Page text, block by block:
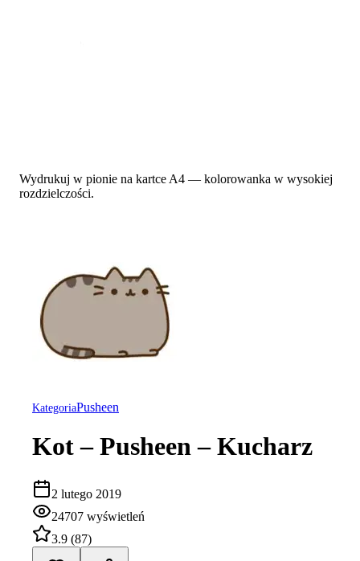
Wydrukuj w pionie na kartce A4 — kolorowanka w wysokiej
rozdzielczości.
KategoriaPusheen
Kot – Pusheen – Kucharz
2 lutego 2019
24707 wyświetleń
3.9 (87)